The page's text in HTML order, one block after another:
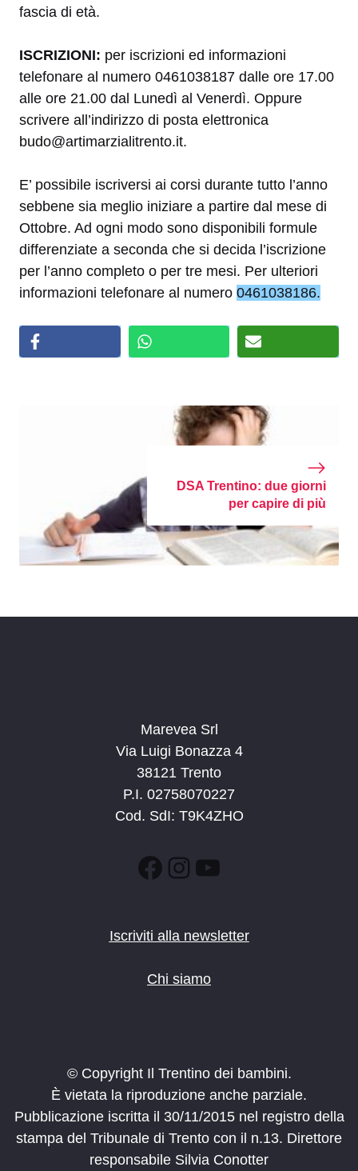
fascia di età.
ISCRIZIONI: per iscrizioni ed informazioni
telefonare al numero 0461038187 dalle ore 17.00
alle ore 21.00 dal Lunedì al Venerdì. Oppure
scrivere all’indirizzo di posta elettronica
budo@artimarzialitrento.it.
E’ possibile iscriversi ai corsi durante tutto l’anno
sebbene sia meglio iniziare a partire dal mese di
Ottobre. Ad ogni modo sono disponibili formule
differenziate a seconda che si decida l’iscrizione
per l’anno completo o per tre mesi. Per ulteriori
informazioni telefonare al numero 0461038186.
DSA Trentino: due giorni
per capire di più
Marevea Srl
Via Luigi Bonazza 4
38121 Trento
P.I. 02758070227
Cod. SdI: T9K4ZHO
Facebook
Instagram
YouTube
Iscriviti alla newsletter
Chi siamo
© Copyright Il Trentino dei bambini.
È vietata la riproduzione anche parziale.
Pubblicazione iscritta il 30/11/2015 nel registro della
stampa del Tribunale di Trento con il n.13. Direttore
responsabile Silvia Conotter